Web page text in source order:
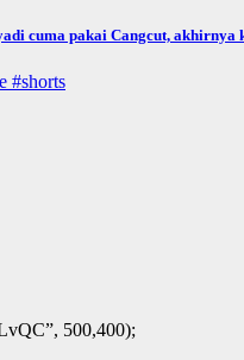
cuma pakai Cangcut, akhirnya
500,400);